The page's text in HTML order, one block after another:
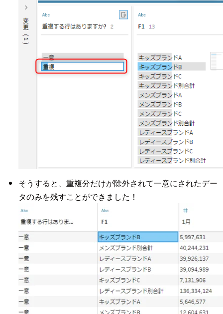
そうすると、重複分だけが除外されて一意にされたデー
タのみを残すことができました！